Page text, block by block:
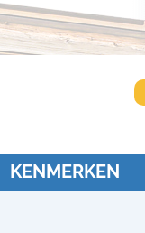
KENMERKEN